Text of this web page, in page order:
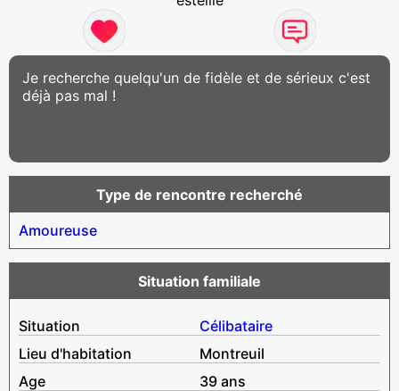
Je recherche quelqu'un de fidèle et de sérieux c'est
déjà pas mal !
Type de rencontre recherché
Amoureuse
Situation familiale
Situation
Célibataire
Lieu d'habitation
Montreuil
Age
39 ans